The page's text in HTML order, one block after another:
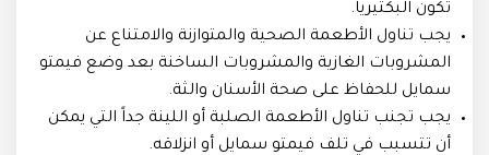
تكون البكتيريا.
يجب تناول الأطعمة الصحية والمتوازنة والامتناع عن
المشروبات الغازية والمشروبات الساخنة بعد وضع فيمتو
سمايل للحفاظ على صحة الأسنان والثة.
يجب تجنب تناول الأطعمة الصلبة أو اللينة جداً التي يمكن
أن تتسبب في تلف فيمتو سمايل أو انزلاقه.